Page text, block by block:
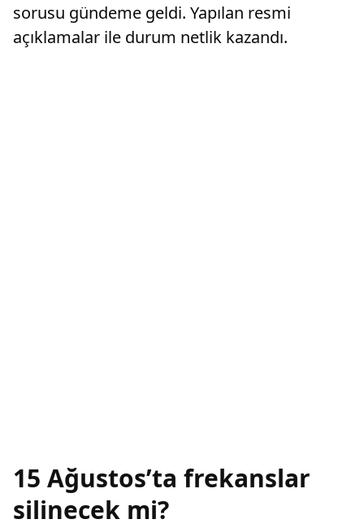
sorusu gündeme geldi. Yapılan resmi
açıklamalar ile durum netlik kazandı.
15 Ağustos’ta frekanslar
silinecek mi?